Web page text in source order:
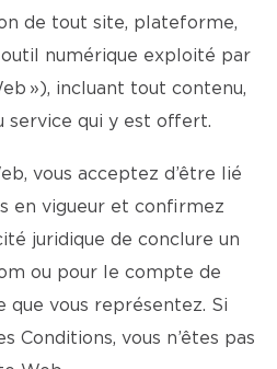
de tout site, plateforme,
outil numérique exploité par
»), incluant tout contenu,
service qui y est offert.
vous acceptez d’être lié
en vigueur et confirmez
juridique de conclure un
ou pour le compte de
que vous représentez. Si
Conditions, vous n’êtes pas